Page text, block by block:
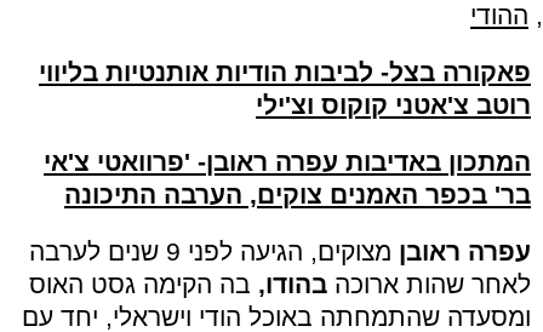
, ההודי
פאקורה בצל- לביבות הודיות אותנטיות בליווי
רוטב צ'אטני קוקוס וצ'ילי
המתכון באדיבות עפרה ראובן- 'פרוואטי צ'אי
בר' בכפר האמנים צוקים, הערבה התיכונה
עפרה ראובן
מצוקים, הגיעה לפני 9 שנים לערבה
לאחר שהות ארוכה בהודו, בה הקימה גסט האוס
ומסעדה שהתמחתה באוכל הודי וישראלי, יחד עם